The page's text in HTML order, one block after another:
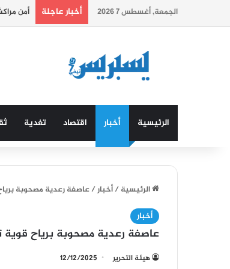
الجمعة, أغسطس 7 2026 أخبار عاجلة أمن
الرئيسية أخبار اقتصاد تغدية
الرئيسية/أخبار/عاصفة رعدية مصحوبة
أخبار
عاصفة رعدية مصحوبة برياح
هيئة التحرير 12/12/2025